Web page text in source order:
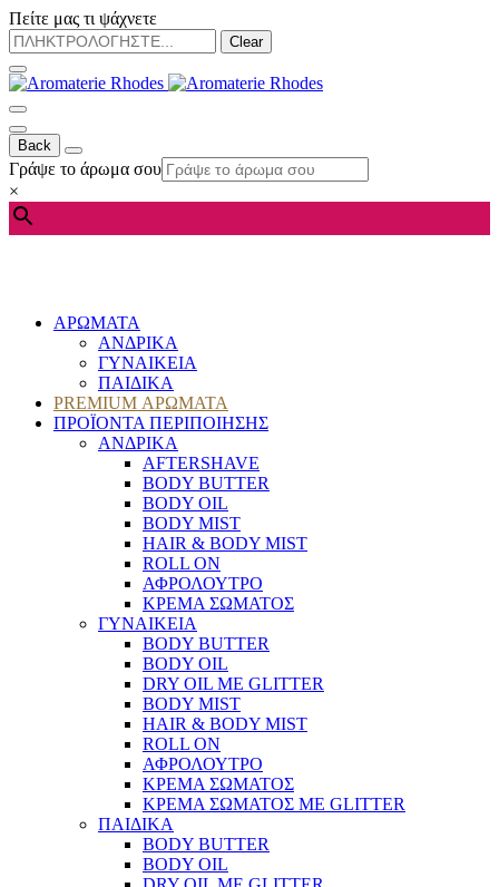
Πείτε μας τι ψάχνετε
Clear
Back
Γράψε το άρωμα σου
×
ΑΡΩΜΑΤΑ
ΑΝΔΡΙΚΑ
ΓΥΝΑΙΚΕΙΑ
ΠΑΙΔΙΚΑ
PREMIUM ΑΡΩΜΑΤΑ
ΠΡΟΪΟΝΤΑ ΠΕΡΙΠΟΙΗΣΗΣ
ΑΝΔΡΙΚΑ
AFTERSHAVE
BODY BUTTER
BODY OIL
BODY MIST
HAIR & BODY MIST
ROLL ON
ΑΦΡΟΛΟΥΤΡΟ
ΚΡΕΜΑ ΣΩΜΑΤΟΣ
ΓΥΝΑΙΚΕΙΑ
BODY BUTTER
BODY OIL
DRY OIL ΜΕ GLITTER
BODY MIST
HAIR & BODY MIST
ROLL ON
ΑΦΡΟΛΟΥΤΡΟ
ΚΡΕΜΑ ΣΩΜΑΤΟΣ
ΚΡΕΜΑ ΣΩΜΑΤΟΣ ΜΕ GLITTER
ΠΑΙΔΙΚΑ
BODY BUTTER
BODY OIL